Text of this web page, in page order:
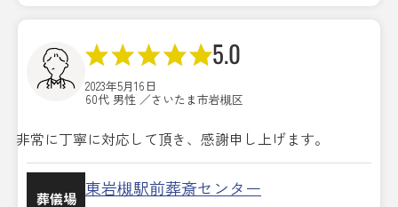
5.0
2023年5月16日
60代 男性 ／さいたま市岩槻区
非常に丁寧に対応して頂き、感謝申し上げます。
葬儀場 東岩槻駅前葬斎センター